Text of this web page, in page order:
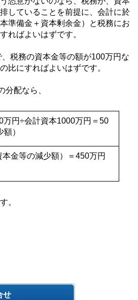
していることを前提に、会計に於
準備金＋資本剰余金）と税務にお
ればよいはずです。
、税務の資本金等の額が100万円な
比にすればよいはずです。
分配なら、
万円÷会計資本1000万円＝50
）
本金等の減少額）＝450万円
。
せ